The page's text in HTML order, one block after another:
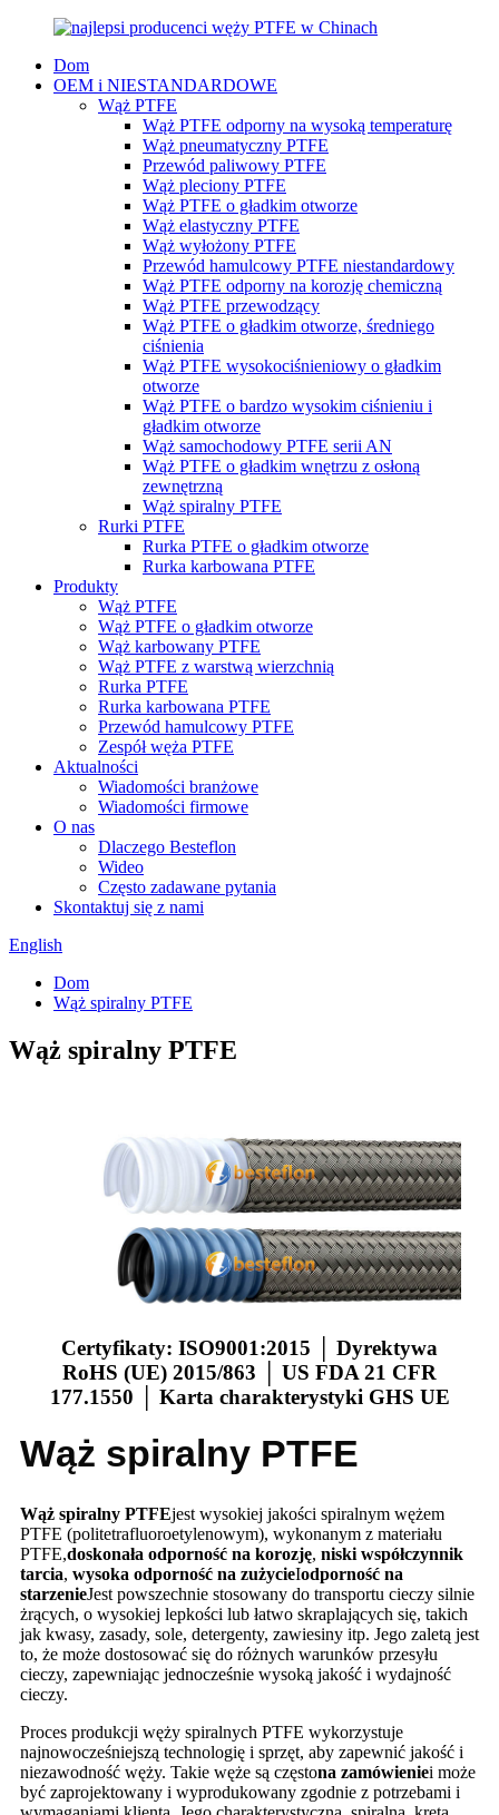
Dom
OEM i NIESTANDARDOWE
Wąż PTFE
Wąż PTFE odporny na wysoką temperaturę
Wąż pneumatyczny PTFE
Przewód paliwowy PTFE
Wąż pleciony PTFE
Wąż PTFE o gładkim otworze
Wąż elastyczny PTFE
Wąż wyłożony PTFE
Przewód hamulcowy PTFE niestandardowy
Wąż PTFE odporny na korozję chemiczną
Wąż PTFE przewodzący
Wąż PTFE o gładkim otworze, średniego
ciśnienia
Wąż PTFE wysokociśnieniowy o gładkim
otworze
Wąż PTFE o bardzo wysokim ciśnieniu i
gładkim otworze
Wąż samochodowy PTFE serii AN
Wąż PTFE o gładkim wnętrzu z osłoną
zewnętrzną
Wąż spiralny PTFE
Rurki PTFE
Rurka PTFE o gładkim otworze
Rurka karbowana PTFE
Produkty
Wąż PTFE
Wąż PTFE o gładkim otworze
Wąż karbowany PTFE
Wąż PTFE z warstwą wierzchnią
Rurka PTFE
Rurka karbowana PTFE
Przewód hamulcowy PTFE
Zespół węża PTFE
Aktualności
Wiadomości branżowe
Wiadomości firmowe
O nas
Dlaczego Besteflon
Wideo
Często zadawane pytania
Skontaktuj się z nami
English
Dom
Wąż spiralny PTFE
Wąż spiralny PTFE
Certyfikaty: ISO9001:2015 │ Dyrektywa
RoHS (UE) 2015/863 │ US FDA 21 CFR
177.1550 │ Karta charakterystyki GHS UE
Wąż spiralny PTFE
Wąż spiralny PTFEjest wysokiej jakości spiralnym wężem
PTFE (politetrafluoroetylenowym), wykonanym z materiału
PTFE,doskonała odporność na korozję, niski współczynnik
tarcia, wysoka odporność na zużycieIodporność na
starzenieJest powszechnie stosowany do transportu cieczy silnie
żrących, o wysokiej lepkości lub łatwo skraplających się, takich
jak kwasy, zasady, sole, detergenty, zawiesiny itp. Jego zaletą jest
to, że może dostosować się do różnych warunków przesyłu
cieczy, zapewniając jednocześnie wysoką jakość i wydajność
cieczy.
Proces produkcji węży spiralnych PTFE wykorzystuje
najnowocześniejszą technologię i sprzęt, aby zapewnić jakość i
niezawodność węży. Takie węże są częstona zamówieniei może
być zaprojektowany i wyprodukowany zgodnie z potrzebami i